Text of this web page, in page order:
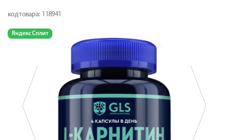
код товара: 118941
Яндекс Сплит